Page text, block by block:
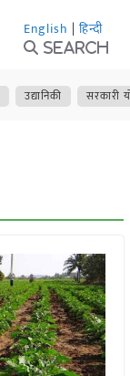
English | हिन्दी
Search
उद्यानिकी सरकारी